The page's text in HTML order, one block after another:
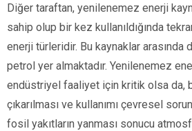
Diğer taraftan, yenilenemez enerji
sahip olup bir kez kullanıldığında
enerji türleridir. Bu kaynaklar arasında
petrol yer almaktadır. Yenilenemez
endüstriyel faaliyet için kritik olsa da,
çıkarılması ve kullanımı çevresel
fosil yakıtların yanması sonucu